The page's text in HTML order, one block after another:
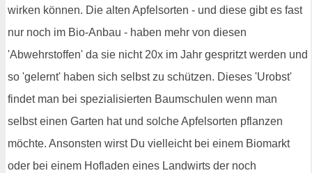
wirken können. Die alten Apfelsorten - und diese gibt es fast
nur noch im Bio-Anbau - haben mehr von diesen
'Abwehrstoffen' da sie nicht 20x im Jahr gespritzt werden und
so 'gelernt' haben sich selbst zu schützen. Dieses 'Urobst'
findet man bei spezialisierten Baumschulen wenn man
selbst einen Garten hat und solche Apfelsorten pflanzen
möchte. Ansonsten wirst Du vielleicht bei einem Biomarkt
oder bei einem Hofladen eines Landwirts der noch